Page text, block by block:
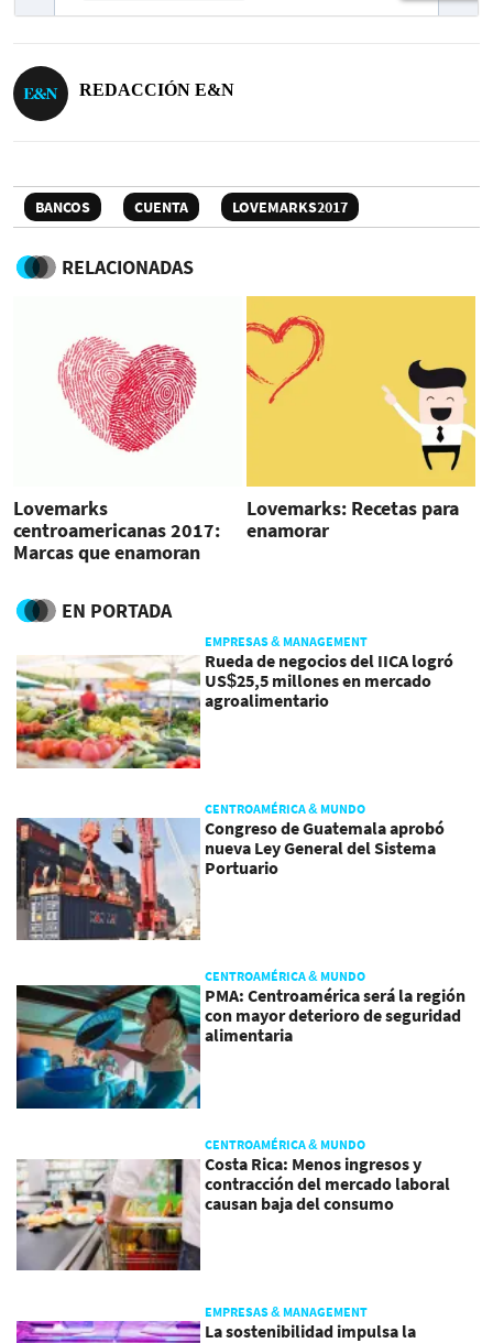
REDACCIÓN E&N
BANCOS CUENTA LOVEMARKS2017
RELACIONADAS
Lovemarks
centroamericanas 2017:
Marcas que enamoran
Lovemarks: Recetas para
enamorar
EN PORTADA
EMPRESAS & MANAGEMENT
Rueda de negocios del IICA logró
US$25,5 millones en mercado
agroalimentario
CENTROAMÉRICA & MUNDO
Congreso de Guatemala aprobó
nueva Ley General del Sistema
Portuario
CENTROAMÉRICA & MUNDO
PMA: Centroamérica será la región
con mayor deterioro de seguridad
alimentaria
CENTROAMÉRICA & MUNDO
Costa Rica: Menos ingresos y
contracción del mercado laboral
causan baja del consumo
EMPRESAS & MANAGEMENT
La sostenibilidad impulsa la